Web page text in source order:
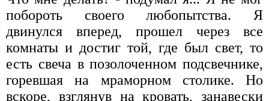
побороть своего любопытства. Я
двинулся вперед, прошел через все
комнаты и достиг той, где был свет, то
есть свеча в позолоченном подсвечнике,
горевшая на мраморном столике. Но
вскоре, взглянув на кровать, занавески